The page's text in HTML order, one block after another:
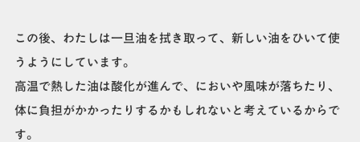
この後、わたしは一旦油を拭き取って、新しい油をひいて使
うようにしています。
高温で熱した油は酸化が進んで、においや風味が落ちたり、
体に負担がかかったりするかもしれないと考えているからで
す。